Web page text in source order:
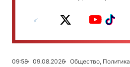
09:58 09.08.2026
Общество, Политика